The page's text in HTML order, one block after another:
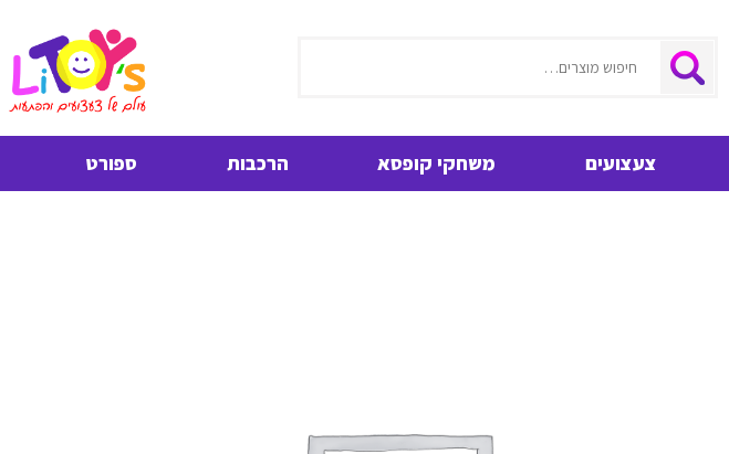
חיפוש
צעצועים משחקי קופסא הרכבות ספורט